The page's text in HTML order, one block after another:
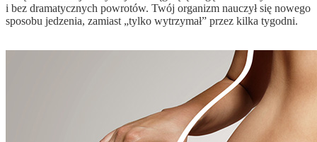
i bez dramatycznych powrotów. Twój organizm nauczył się nowego
sposobu jedzenia, zamiast „tylko wytrzymał” przez kilka tygodni.